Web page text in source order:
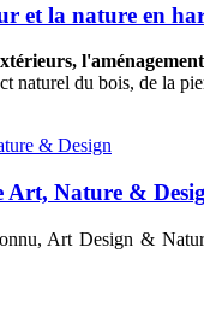
et la nature en
naturel du bois, de la
Art, Nature &
Art Design &